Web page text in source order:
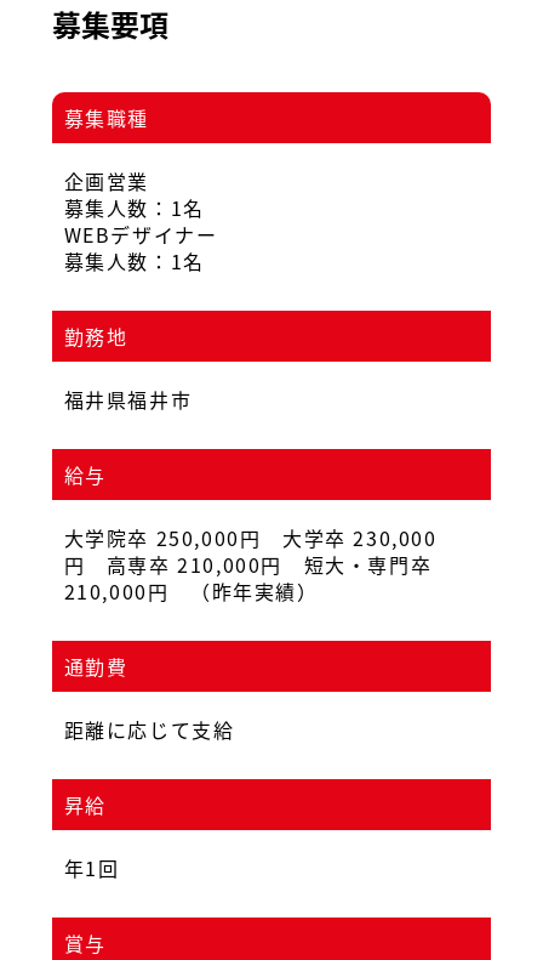
募集要項
募集職種
企画営業
募集人数：1名
WEBデザイナー
募集人数：1名
勤務地
福井県福井市
給与
大学院卒 250,000円 大学卒 230,000
円 高専卒 210,000円 短大・専門卒
210,000円 （昨年実績）
通勤費
距離に応じて支給
昇給
年1回
賞与